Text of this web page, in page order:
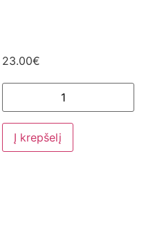
23.00€
Į krepšelį